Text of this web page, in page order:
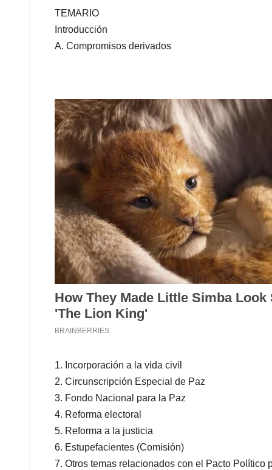
TEMARIO
Introducción
A. Compromisos derivados
1. Incorporación a la vida civil
2. Circunscripción Especial de Paz
3. Fondo Nacional para la Paz
4. Reforma electoral
5. Reforma a la justicia
6. Estupefacientes (Comisión)
7. Otros temas relacionados con el Pacto Político